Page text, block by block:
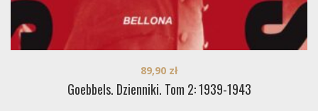
Goebbels. Dzienniki. Tom 2: 1939-1943
89,90 zł